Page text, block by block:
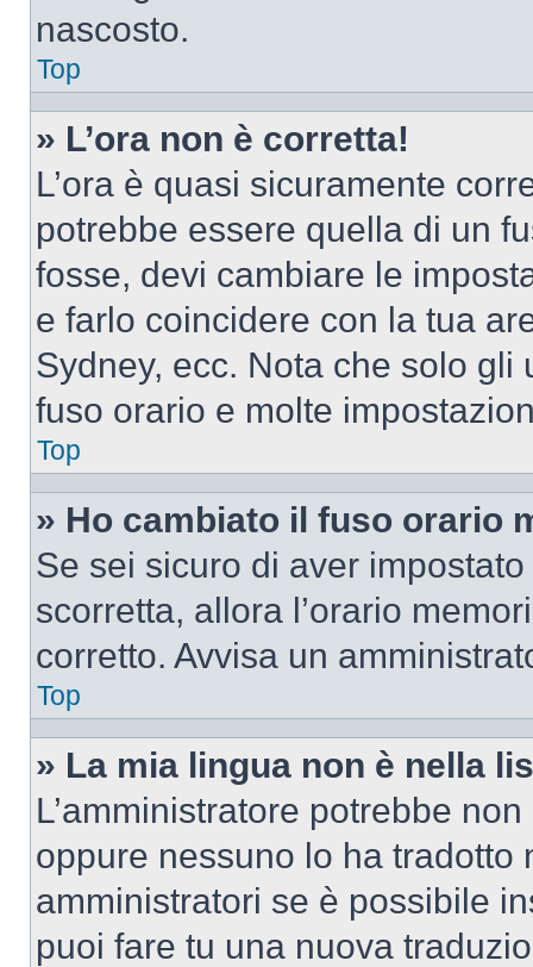
nascosto.
Top
» L’ora non è corretta!
L’ora è quasi sicuramente
potrebbe essere quella di un
fosse, devi cambiare le
e farlo coincidere con la tua
Sydney, ecc. Nota che solo
fuso orario e molte
Top
» Ho cambiato il fuso orario
Se sei sicuro di aver
scorretta, allora l’orario
corretto. Avvisa un
Top
» La mia lingua non è nella
L’amministratore potrebbe
oppure nessuno lo ha
amministratori se è possibile
puoi fare tu una nuova